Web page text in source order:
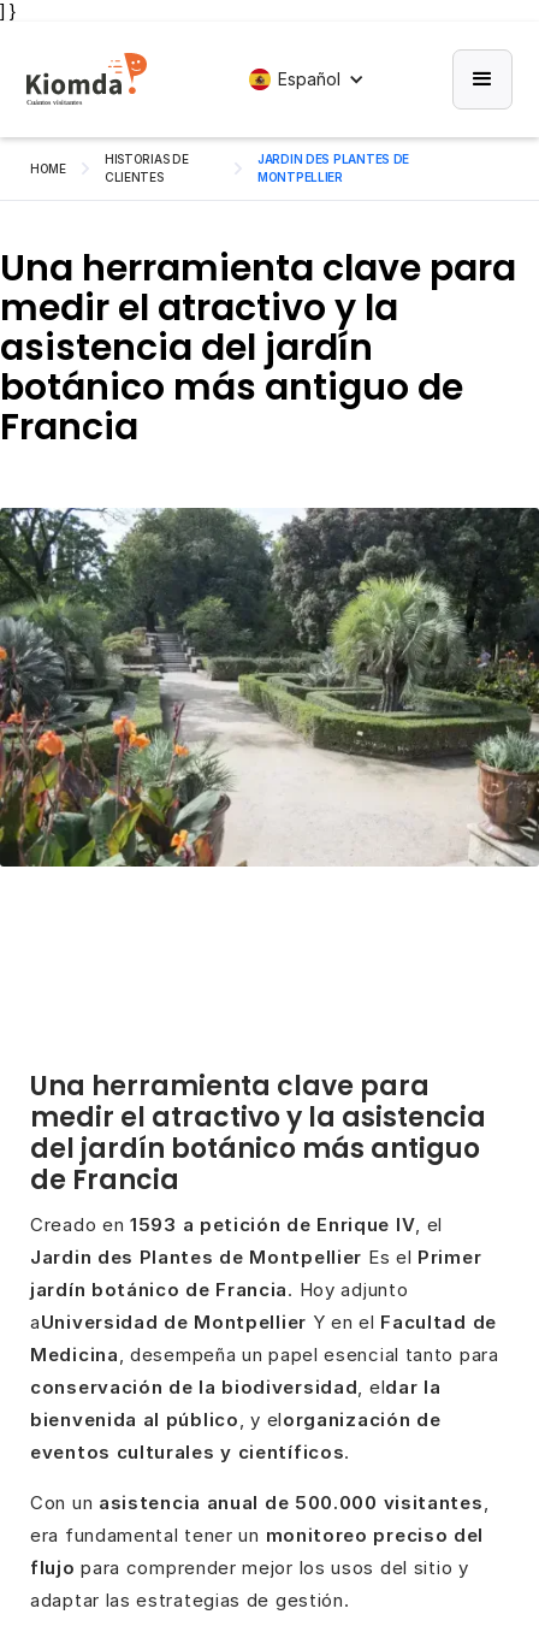
] }
Español
HOME
HISTORIAS DE
CLIENTES
JARDIN DES PLANTES DE
MONTPELLIER
Una herramienta clave para
medir el atractivo y la
asistencia del jardín
botánico más antiguo de
Francia
Una herramienta clave para
medir el atractivo y la asistencia
del jardín botánico más antiguo
de Francia
Creado en 1593 a petición de Enrique IV, el
Jardin des Plantes de Montpellier Es el Primer
jardín botánico de Francia. Hoy adjunto
aUniversidad de Montpellier Y en el Facultad de
Medicina, desempeña un papel esencial tanto para
conservación de la biodiversidad, eldar la
bienvenida al público, y elorganización de
eventos culturales y científicos.
Con un asistencia anual de 500.000 visitantes,
era fundamental tener un monitoreo preciso del
flujo para comprender mejor los usos del sitio y
adaptar las estrategias de gestión.